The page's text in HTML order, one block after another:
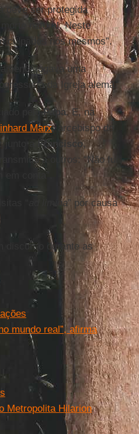
deve ser protegida
natural. Neste
culpados nós mesmos”.
jogava uma
da Igreja alemã.
peloPapa. E, na
Marx, arcebispo de
a Francisco,
a outros: “Não fui
conta”.
“ ad limina” por causa
discurso durante as
mundo real”, afirma
Metropolita Hilarion